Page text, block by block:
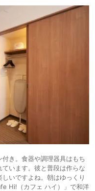
き。食器や調理器具はもち
います。彼と普段は作らな
いですよね。朝はゆっくり
Hi!（カフェ ハイ）」で和洋